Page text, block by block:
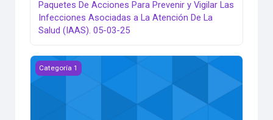
Paquetes De Acciones Para Prevenir y Vigilar Las
Infecciones Asociadas a La Atención De La
Salud (IAAS). 05-03-25
Sesión General de PLACE del 01 al 30-03-25
Categoría 1